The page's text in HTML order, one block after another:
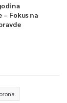
Fokus na